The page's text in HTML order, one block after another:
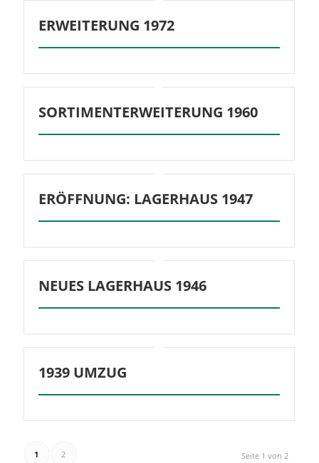
ERWEITERUNG 1972
SORTIMENTERWEITERUNG 1960
ERÖFFNUNG: LAGERHAUS 1947
NEUES LAGERHAUS 1946
1939 UMZUG
Seite 1 von 2
1 2